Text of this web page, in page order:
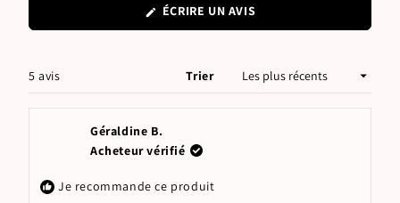
ÉCRIRE UN AVIS(S'OUVRE
FENÊTRE)
5 avis Trier
Géraldine B.
Acheteur vérifié
Je recommande ce produit
Chargement...